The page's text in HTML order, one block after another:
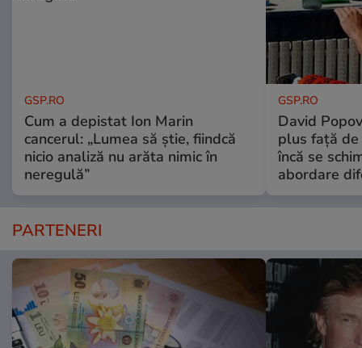
GSP.RO
Cum a depistat Ion Marin
cancerul: „Lumea să știe, fiindcă
nicio analiză nu arăta nimic în
neregulă”
GSP.RO
David
plus față de
încă se
abordare
PARTENERI